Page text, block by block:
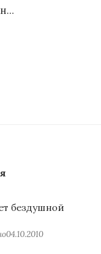
бездушной
04.10.2010